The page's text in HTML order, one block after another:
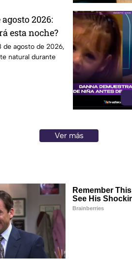
2026:
esta noche?
de agosto de 2026,
natural durante
Ver más